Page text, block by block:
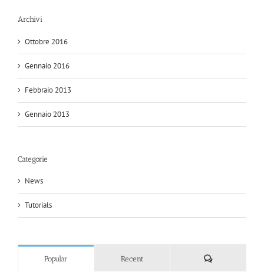
Archivi
Ottobre 2016
Gennaio 2016
Febbraio 2013
Gennaio 2013
Categorie
News
Tutorials
Popular Recent Comments